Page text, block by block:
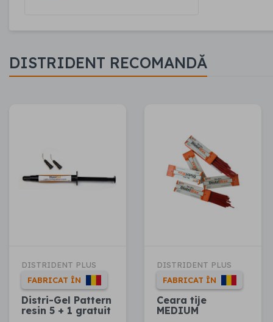
DISTRIDENT RECOMANDĂ
DISTRIDENT PLUS
FABRICAT ÎN
Distri-Gel Pattern
resin 5 + 1 gratuit
DISTRIDENT PLUS
FABRICAT ÎN
Ceara tije
MEDIUM